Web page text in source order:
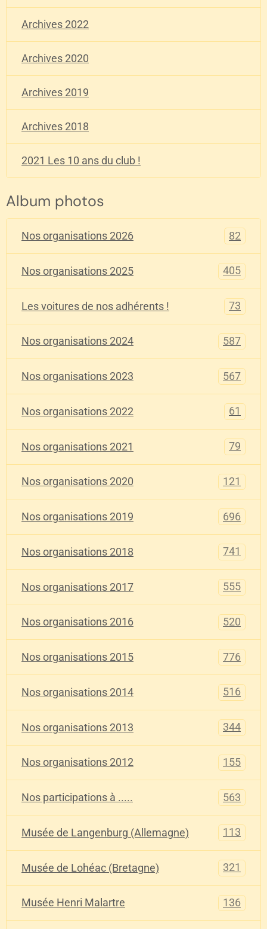
Archives 2022
Archives 2020
Archives 2019
Archives 2018
2021 Les 10 ans du club !
Album photos
Nos organisations 2026 82
Nos organisations 2025 405
Les voitures de nos adhérents ! 73
Nos organisations 2024 587
Nos organisations 2023 567
Nos organisations 2022 61
Nos organisations 2021 79
Nos organisations 2020 121
Nos organisations 2019 696
Nos organisations 2018 741
Nos organisations 2017 555
Nos organisations 2016 520
Nos organisations 2015 776
Nos organisations 2014 516
Nos organisations 2013 344
Nos organisations 2012 155
Nos participations à ..... 563
Musée de Langenburg (Allemagne) 113
Musée de Lohéac (Bretagne) 321
Musée Henri Malartre 136